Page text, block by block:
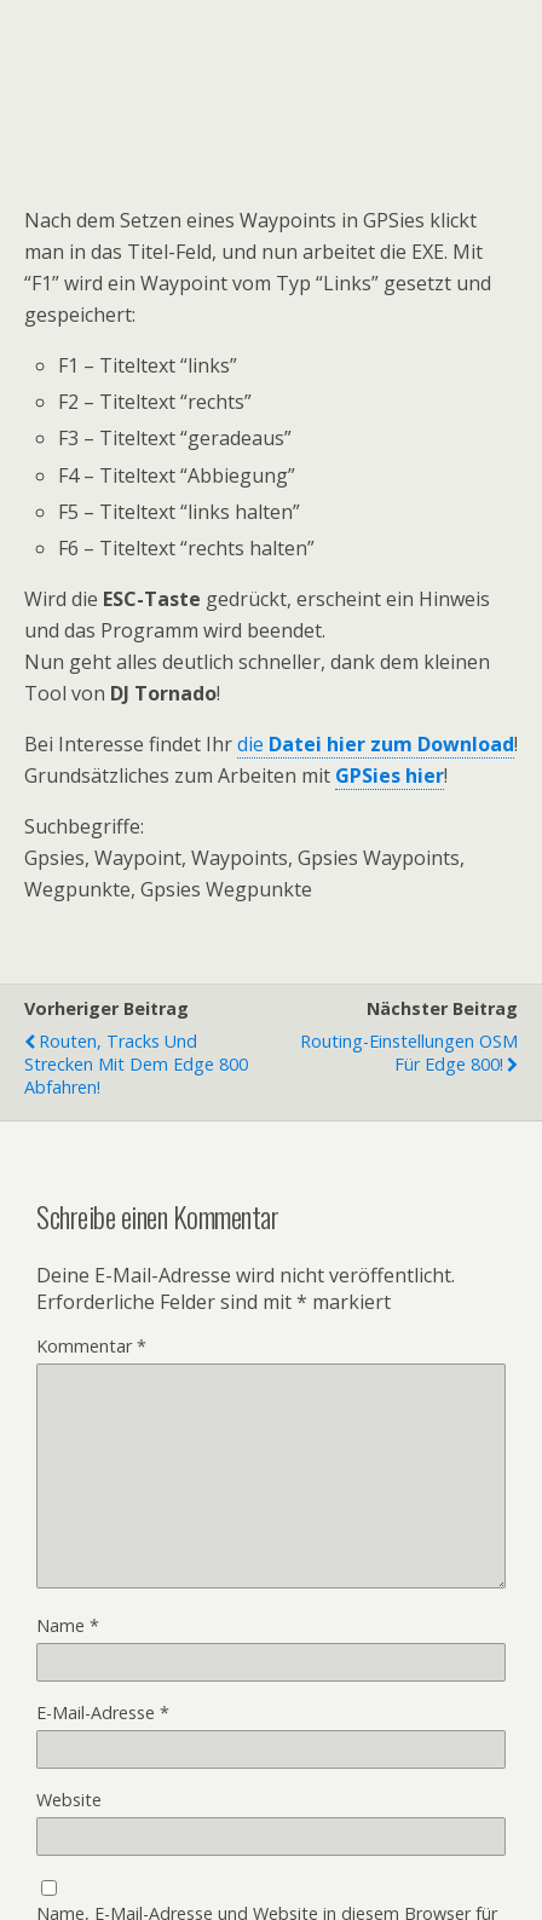
Nach dem Setzen eines Waypoints in GPSies klickt
man in das Titel-Feld, und nun arbeitet die EXE. Mit
“F1” wird ein Waypoint vom Typ “Links” gesetzt und
gespeichert:
F1 – Titeltext “links”
F2 – Titeltext “rechts”
F3 – Titeltext “geradeaus”
F4 – Titeltext “Abbiegung”
F5 – Titeltext “links halten”
F6 – Titeltext “rechts halten”
Wird die ESC-Taste gedrückt, erscheint ein Hinweis
und das Programm wird beendet.
Nun geht alles deutlich schneller, dank dem kleinen
Tool von DJ Tornado!
Bei Interesse findet Ihrdie Datei hier zum Download!
Grundsätzliches zum Arbeiten mit GPSies hier!
Suchbegriffe:
Gpsies, Waypoint, Waypoints, Gpsies Waypoints,
Wegpunkte, Gpsies Wegpunkte
Vorheriger Beitrag
Routen, Tracks Und
Strecken Mit Dem Edge 800
Abfahren!
Nächster Beitrag
Routing-Einstellungen OSM
Für Edge 800!
Schreibe einen Kommentar
Deine E-Mail-Adresse wird nicht veröffentlicht.
Erforderliche Felder sind mit* markiert
Kommentar*
Name *
E-Mail-Adresse *
Website
Name, E-Mail-Adresse und Website in diesem Browser für